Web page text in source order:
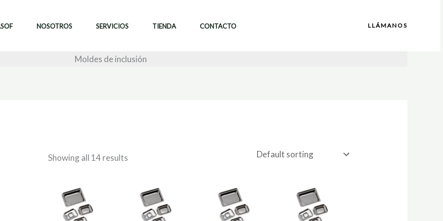
NOSOTROS SERVICIOS TIENDA CONTACTO LLÁMANOS
Moldes de inclusión
Showing all 14 results